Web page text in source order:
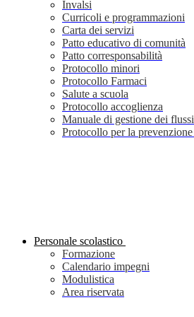
Invalsi
Curricoli e programmazioni
Carta dei servizi
Patto educativo di comunità
Patto corresponsabilità
Protocollo minori
Protocollo Farmaci
Salute a scuola
Protocollo accoglienza
Manuale di gestione dei
Protocollo per la
Personale scolastico
Formazione
Calendario impegni
Modulistica
Area riservata